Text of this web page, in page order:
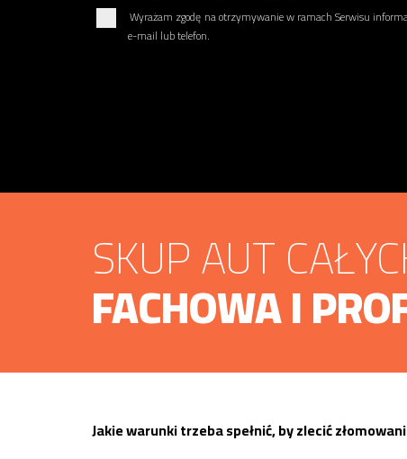
Wyrażam zgodę na otrzymywanie w ramach Serwisu
e-mail lub telefon.
SKUP AUT
FACHOWA I
Jakie warunki trzeba spełnić, by zlecić